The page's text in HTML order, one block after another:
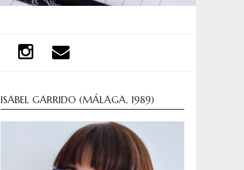
ISABEL GARRIDO (MÁLAGA, 1989)